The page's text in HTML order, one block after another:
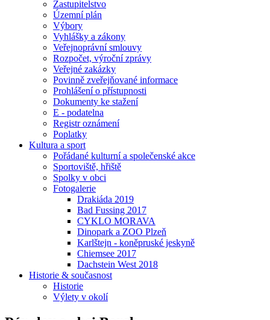
Zastupitelstvo
Územní plán
Výbory
Vyhlášky a zákony
Veřejnoprávní smlouvy
Rozpočet, výroční zprávy
Veřejné zakázky
Povinně zveřejňované informace
Prohlášení o přístupnosti
Dokumenty ke stažení
E - podatelna
Registr oznámení
Poplatky
Kultura a sport
Pořádané kulturní a společenské akce
Sportoviště, hřiště
Spolky v obci
Fotogalerie
Drakiáda 2019
Bad Fussing 2017
CYKLO MORAVA
Dinopark a ZOO Plzeň
Karlštejn - koněpruské jeskyně
Chiemsee 2017
Dachstein West 2018
Historie & současnost
Historie
Výlety v okolí